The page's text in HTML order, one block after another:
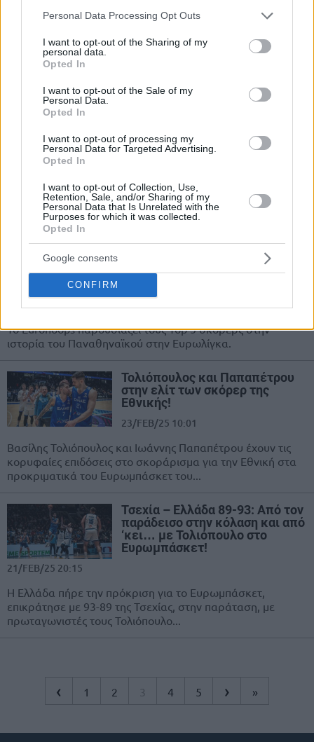
Please note that this website/app uses one or more Google
not limited to your visit or usage behaviour. You may click to
grant or deny consent to Google and its third-party tags to
use your data for below specified purposes in below Google
consent section.
Personal Data Processing Opt Outs
I want to opt-out of the Sharing of my
personal data.
Opted In
I want to opt-out of the Sale of my
Personal Data.
Opted In
I want to opt-out of processing my
Personal Data for Targeted Advertising.
Opted In
I want to opt-out of Collection, Use,
Retention, Sale, and/or Sharing of my
Personal Data that Is Unrelated with the
Purposes for which it was collected.
Opted In
Google consents
CONFIRM
Μετά τον Οσμάν νοκ-άουτ και ο
Παπαπέτρου! Αποχώρησε
οποίος αποχώρησε υποβασταζόμενος από το ματς με την
Παναθηναϊκός: Χωρίς Γκραντ,
Παπαπέτρου, Πλάις με Μαρούσι
Με απουσίες θα αντιμετωπίσει το
Μαρούσι ο Παναθηναϊκός.
Οι πρώτοι των πρώτων στον
Spalding: Top 5 σκόρερς στην
25/FEB/25 15:54
Το Eurohoops παρουσιάζει τους Top 5 σκόρερς στην
ιστορία του Παναθηναϊκού στην Ευρωλίγκα.
Τολιόπουλος και Παπαπέτρου
στην ελίτ των σκόρερ της
Εθνικής!
23/FEB/25 10:01
Βασίλης Τολιόπουλος και Ιωάννης Παπαπέτρου έχουν τις
κορυφαίες επιδόσεις στο σκοράρισμα για την Εθνική στα
προκριματικά του Ευρωμπάσκετ του...
Τσεχία – Ελλάδα 89-93: Από τον
παράδεισο στην κόλαση και από
‘κει… με Τολιόπουλο στο
Ευρωμπάσκετ!
21/FEB/25 20:15
Η Ελλάδα πήρε την πρόκριση για το Ευρωμπάσκετ,
επικράτησε με 93-89 της Τσεχίας, στην παράταση, με
πρωταγωνιστές τους Τολιόπουλο...
‹ 1 2 3 4 5 › »